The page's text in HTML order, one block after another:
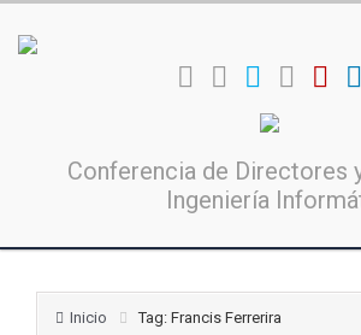
Conferencia de Directores
Ingeniería
Inicio Tag: Francis Ferrerira